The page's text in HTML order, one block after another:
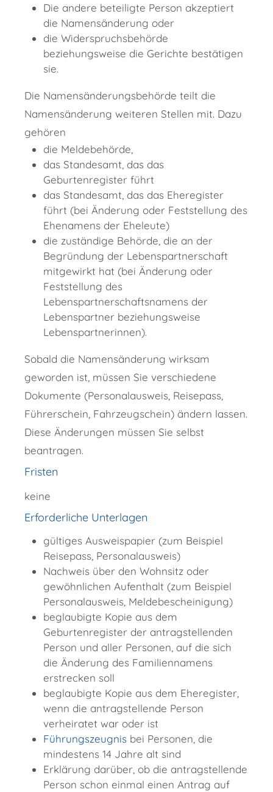
Die andere beteiligte Person akzeptiert
die Namensänderung oder
die Widerspruchsbehörde
beziehungsweise die Gerichte bestätigen
sie.
Die Namensänderungsbehörde teilt die
Namensänderung weiteren Stellen mit. Dazu
gehören
die Meldebehörde,
das Standesamt, das das
Geburtenregister führt
das Standesamt, das das Eheregister
führt (bei Änderung oder Feststellung des
Ehenamens der Eheleute)
die zuständige Behörde, die an der
Begründung der Lebenspartnerschaft
mitgewirkt hat (bei Änderung oder
Feststellung des
Lebenspartnerschaftsnamens der
Lebenspartner beziehungsweise
Lebenspartnerinnen).
Sobald die Namensänderung wirksam
geworden ist, müssen Sie verschiedene
Dokumente (Personalausweis, Reisepass,
Führerschein, Fahrzeugschein) ändern lassen.
Diese Änderungen müssen Sie selbst
beantragen.
Fristen
keine
Erforderliche Unterlagen
gültiges Ausweispapier (zum Beispiel
Reisepass, Personalausweis)
Nachweis über den Wohnsitz oder
gewöhnlichen Aufenthalt (zum Beispiel
Personalausweis, Meldebescheinigung)
beglaubigte Kopie aus dem
Geburtenregister der antragstellenden
Person und aller Personen, auf die sich
die Änderung des Familiennamens
erstrecken soll
beglaubigte Kopie aus dem Eheregister,
wenn die antragstellende Person
verheiratet war oder ist
Führungszeugnisbei Personen, die
mindestens 14 Jahre alt sind
Erklärung darüber, ob die antragstellende
Person schon einmal einen Antrag auf